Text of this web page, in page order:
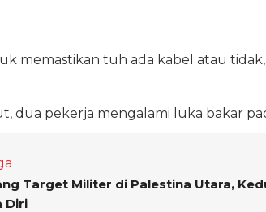
memastikan tuh ada kabel atau
dua pekerja mengalami luka bakar
Target Militer di Palestina Utara,
Diri